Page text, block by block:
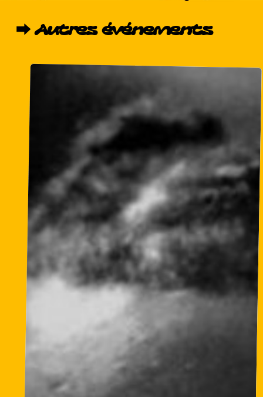
⮕ Autres événements
Workshop
beatmaking
avec
Shabz